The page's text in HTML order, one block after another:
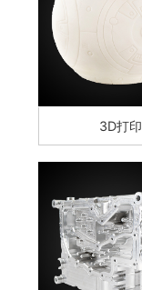
3D打印